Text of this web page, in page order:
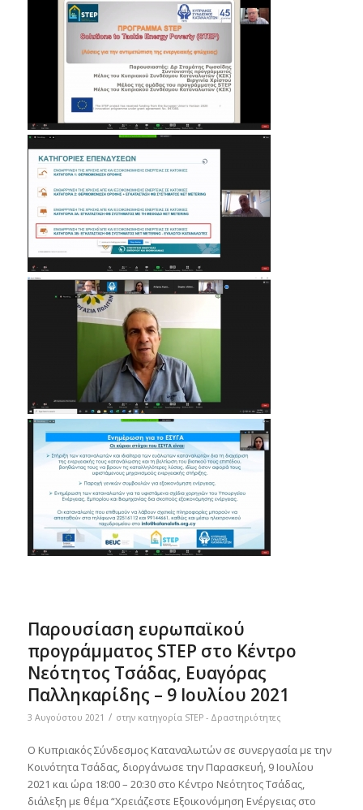
Παρουσίαση ευρωπαϊκού
προγράμματος STEP στο Κέντρο
Νεότητος Τσάδας, Ευαγόρας
Παλληκαρίδης – 9 Ιουλίου 2021
3 Αυγούστου 2021 / στην κατηγορία STEP - Δραστηριότητες
Ο Κυπριακός Σύνδεσμος Καταναλωτών σε συνεργασία με την
Κοινότητα Τσάδας, διοργάνωσε την Παρασκευή, 9 Ιουλίου
2021 και ώρα 18:00 – 20:30 στο Κέντρο Νεότητος Τσάδας,
διάλεξη με θέμα “Χρειάζεστε Εξοικονόμηση Ενέργειας στο